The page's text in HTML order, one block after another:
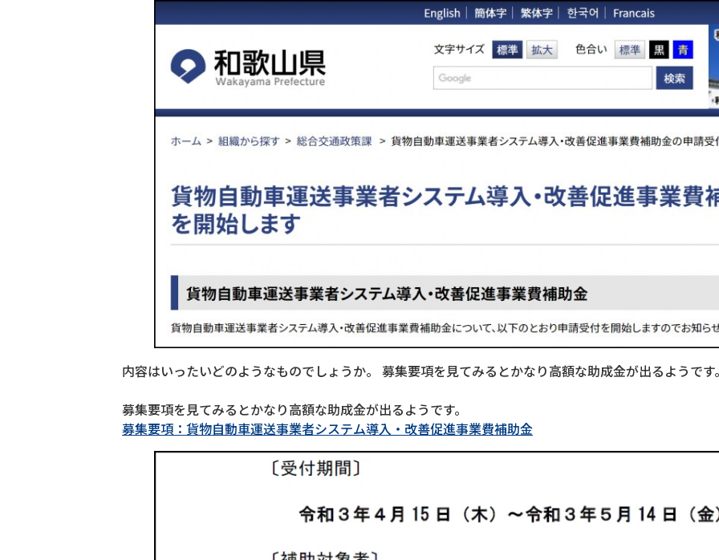
内容はいったいどのようなものでしょうか。 募集要項を見てみるとかなり高額な助成金が出るようです
募集要項を見てみるとかなり高額な助成金が出るようです。
募集要項：貨物自動車運送事業者システム導入・改善促進事業費補助金